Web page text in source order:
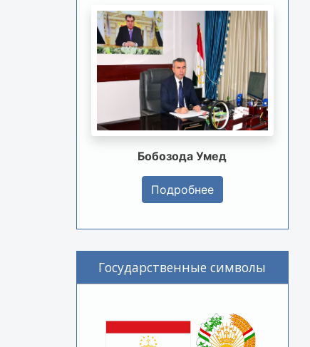
Бобозода Умед
Подробнее
Государственные символы